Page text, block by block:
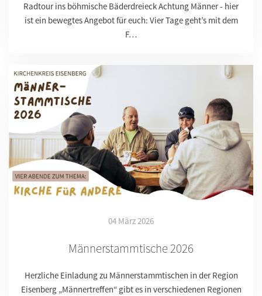
Radtour ins böhmische Bäderdreieck Achtung Männer - hier
ist ein bewegtes Angebot für euch: Vier Tage geht’s mit dem
F…
04 März 2026
Männerstammtische 2026
Herzliche Einladung zu Männerstammtischen in der Region
Eisenberg „Männertreffen“ gibt es in verschiedenen Regionen